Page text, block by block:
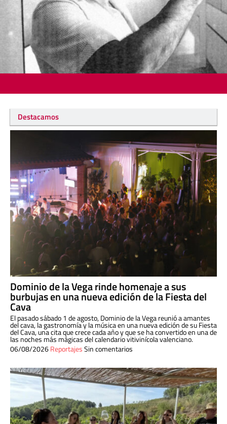
Destacamos
Dominio de la Vega rinde homenaje a sus
burbujas en una nueva edición de la Fiesta del
Cava
El pasado sábado 1 de agosto, Dominio de la Vega reunió a amantes
del cava, la gastronomía y la música en una nueva edición de su Fiesta
del Cava, una cita que crece cada año y que se ha convertido en una de
las noches más mágicas del calendario vitivinícola valenciano.
06/08/2026ReportajesSin comentarios